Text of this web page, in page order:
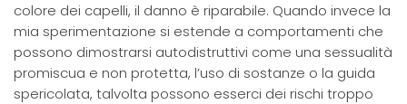
colore dei capelli, il danno è riparabile. Quando invece la
mia sperimentazione si estende a comportamenti che
possono dimostrarsi autodistruttivi come una sessualità
promiscua e non protetta, l’uso di sostanze o la guida
spericolata, talvolta possono esserci dei rischi troppo